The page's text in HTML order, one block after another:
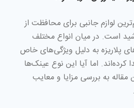
لوازم جانبی برای محافظت از
است. در میان انواع مختلف
پلاریزه به دلیل ویژگی‌های خاص
اما آیا این نوع عینک‌ها
مقاله به بررسی مزایا و معایب